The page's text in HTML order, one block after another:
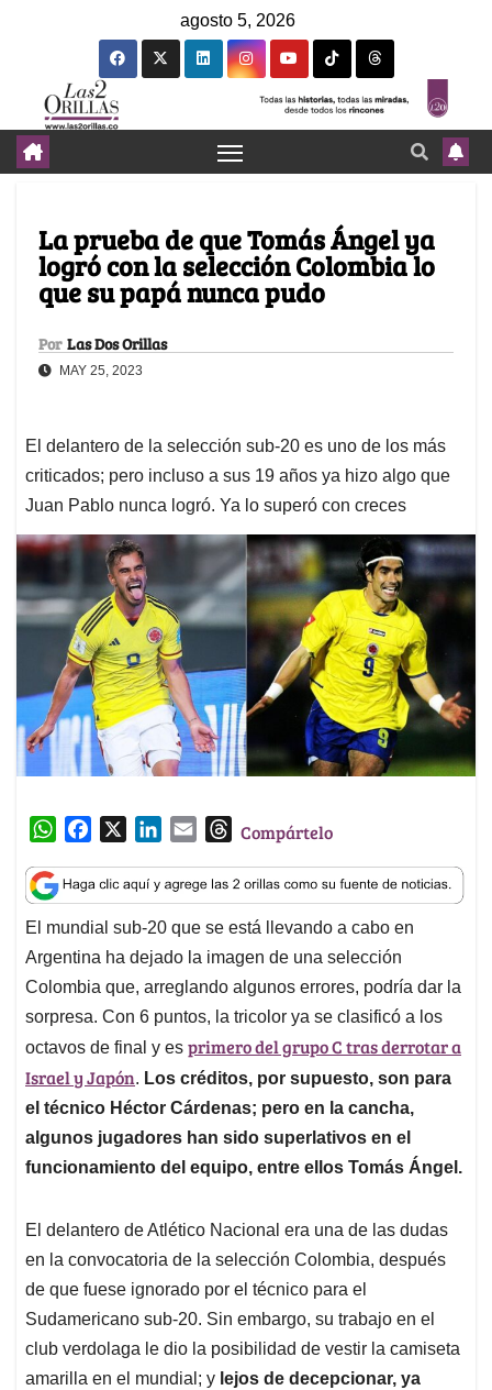
agosto 5, 2026
La prueba de que Tomás Ángel ya
logró con la selección Colombia lo
que su papá nunca pudo
Por Las Dos Orillas
MAY 25, 2023
El delantero de la selección sub-20 es uno de los más
criticados; pero incluso a sus 19 años ya hizo algo que
Juan Pablo nunca logró. Ya lo superó con creces
W
a
t
s
A
p
p
c
e
b
o
o
k
n
k
e
d
I
n
a
i
l
T
r
e
a
d
s
Compártelo
El mundial sub-20 que se está llevando a cabo en
Argentina ha dejado la imagen de una selección
Colombia que, arreglando algunos errores, podría dar la
sorpresa. Con 6 puntos, la tricolor ya se clasificó a los
octavos de final y es primero del grupo C tras derrotar a
Israel y Japón. Los créditos, por supuesto, son para
el técnico Héctor Cárdenas; pero en la cancha,
algunos jugadores han sido superlativos en el
funcionamiento del equipo, entre ellos Tomás Ángel.
El delantero de Atlético Nacional era una de las dudas
en la convocatoria de la selección Colombia, después
de que fuese ignorado por el técnico para el
Sudamericano sub-20. Sin embargo, su trabajo en el
club verdolaga le dio la posibilidad de vestir la camiseta
amarilla en el mundial; y lejos de decepcionar, ya